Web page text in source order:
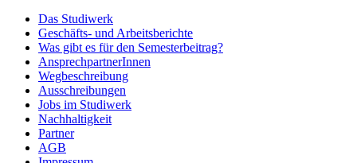
Das Studiwerk
Geschäfts- und Arbeitsberichte
Was gibt es für den Semesterbeitrag?
AnsprechpartnerInnen
Wegbeschreibung
Ausschreibungen
Jobs im Studiwerk
Nachhaltigkeit
Partner
AGB